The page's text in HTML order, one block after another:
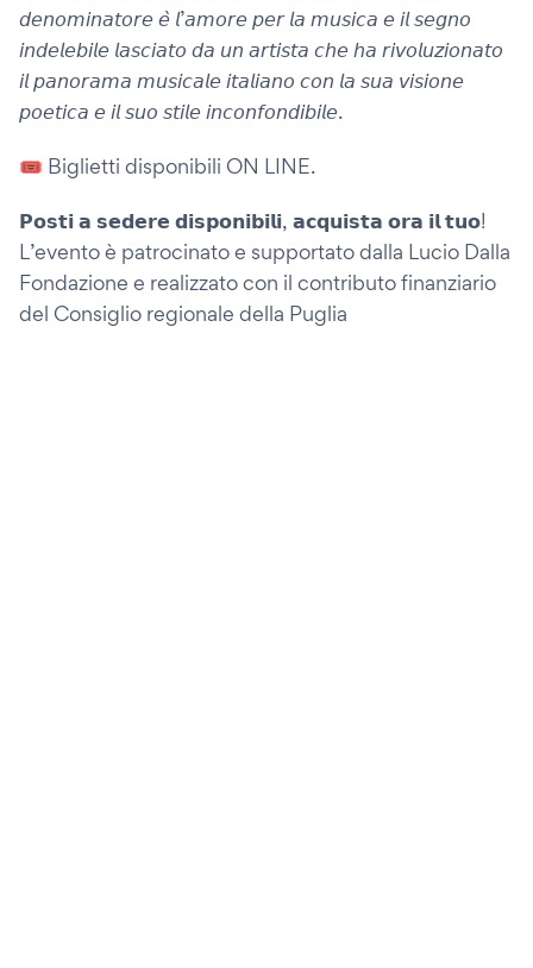
𝘥𝘦𝘯𝘰𝘮𝘪𝘯𝘢𝘵𝘰𝘳𝘦 𝘦̀ 𝘭’𝘢𝘮𝘰𝘳𝘦 𝘱𝘦𝘳 𝘭𝘢 𝘮𝘶𝘴𝘪𝘤𝘢 𝘦 𝘪𝘭 𝘴𝘦𝘨𝘯𝘰
𝘪𝘯𝘥𝘦𝘭𝘦𝘣𝘪𝘭𝘦 𝘭𝘢𝘴𝘤𝘪𝘢𝘵𝘰 𝘥𝘢 𝘶𝘯 𝘢𝘳𝘵𝘪𝘴𝘵𝘢 𝘤𝘩𝘦 𝘩𝘢 𝘳𝘪𝘷𝘰𝘭𝘶𝘻𝘪𝘰𝘯𝘢𝘵𝘰
𝘪𝘭 𝘱𝘢𝘯𝘰𝘳𝘢𝘮𝘢 𝘮𝘶𝘴𝘪𝘤𝘢𝘭𝘦 𝘪𝘵𝘢𝘭𝘪𝘢𝘯𝘰 𝘤𝘰𝘯 𝘭𝘢 𝘴𝘶𝘢 𝘷𝘪𝘴𝘪𝘰𝘯𝘦
𝘱𝘰𝘦𝘵𝘪𝘤𝘢 𝘦 𝘪𝘭 𝘴𝘶𝘰 𝘴𝘵𝘪𝘭𝘦 𝘪𝘯𝘤𝘰𝘯𝘧𝘰𝘯𝘥𝘪𝘣𝘪𝘭𝘦.
🎟️ Biglietti disponibili ON LINE.
𝗣𝗼𝘀𝘁𝗶 𝗮 𝘀𝗲𝗱𝗲𝗿𝗲 𝗱𝗶𝘀𝗽𝗼𝗻𝗶𝗯𝗶𝗹𝗶, 𝗮𝗰𝗾𝘂𝗶𝘀𝘁𝗮 𝗼𝗿𝗮 𝗶𝗹 𝘁𝘂𝗼!
L’evento è patrocinato e supportato dalla Lucio Dalla
Fondazione e realizzato con il contributo finanziario
del Consiglio regionale della Puglia